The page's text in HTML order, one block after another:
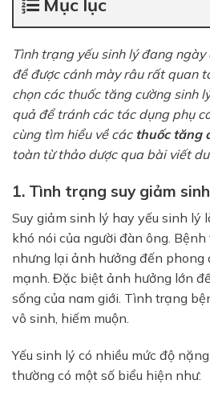
Mục lục
Tình trạng yếu sinh lý đang
đề được cánh mày râu rất quan
chọn các thuốc tăng cường sinh
quả để tránh các tác dụng phụ
cùng tìm hiểu về các thuốc tăng
toàn từ thảo dược qua bài viết
1. Tình trạng suy giảm
Suy giảm sinh lý hay yếu sinh lý
khó nói của người đàn ông.
nhưng lại ảnh hưởng đến phong
mạnh. Đặc biệt ảnh hưởng lớn
sống của nam giới. Tình trạng
vô sinh, hiếm muộn.
Yếu sinh lý có nhiều mức độ
thường có một số biểu hiện như: